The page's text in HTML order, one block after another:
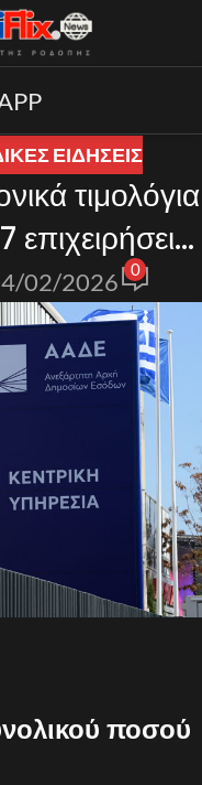
ΕΙΔΉΣΕΙΣ
τιμολόγια
02/2026 0
ποσού